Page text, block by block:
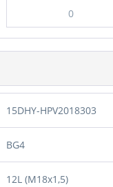
15DHY-HPV2018303
BG4
12L (M18x1,5)